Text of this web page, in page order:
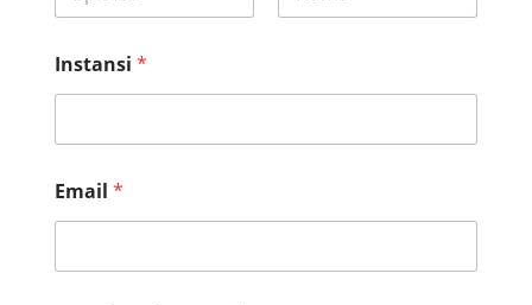
Instansi *
*
d
n
Email *